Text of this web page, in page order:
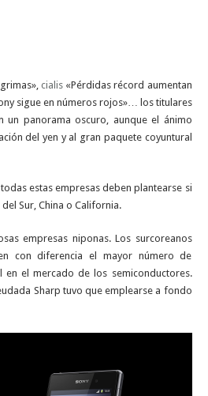
cialis«Pérdidas récord aumentan
sigue en números rojos»… los titulares
panorama oscuro, aunque el ánimo
del yen y al gran paquete coyuntural
estas empresas deben plantearse si
Sur, China o California.
empresas niponas. Los surcoreanos
con diferencia el mayor número de
en el mercado de los semiconductores.
Sharp tuvo que emplearse a fondo